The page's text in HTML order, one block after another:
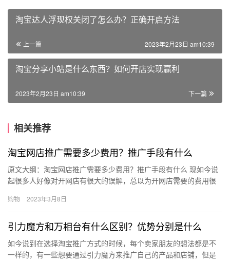
淘宝达人浮现权关闭了怎么办？正确开启方法
上一篇 2023年2月23日 am10:39
淘宝分享小站是什么东西？如何开店实现赢利
下一篇
2023年2月23日 am10:39
相关推荐
淘宝网店推广需要多少费用？推广手段有什么
原文大纲：淘宝网店推广需要多少费用？推广手段有什么 现如今说
起很多人好像对开网店有很大的误解，总以为开网店需要的费用很
的…
购物 2023年3月8日
引力魔方和万相台有什么区别？优势分别是什么
如今说到在选择淘宝推广方式的时候，每个卖家朋友的想法都是不
一样的，有一些想要通过引力魔方来推广自己的产品和店铺，但是